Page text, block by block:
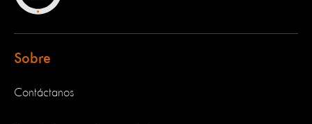
Sobre
Contáctanos